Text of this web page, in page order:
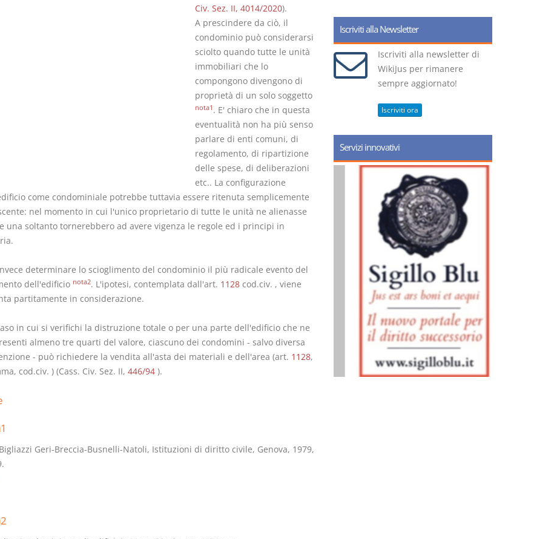
Civ. Sez. II, 4014/2020).
A prescindere da ciò, il
condominio può considerarsi
sciolto quando tutte le unità
immobiliari che lo
compongono divengono di
proprietà di un solo soggetto
nota1 . E' chiaro che in questa
eventualità non ha più senso
parlare di enti comuni, di
regolamento, di ripartizione
delle spese, di deliberazioni
etc.. La configurazione
come condominiale potrebbe tuttavia essere ritenuta semplicemente
nel momento in cui l'unico proprietario di tutte le unità ne alienasse
una soltanto tornerebbero ad avere vigenza le regole ed i principi in
determinare lo scioglimento del condominio il più radicale evento del
dell'edificio nota2. L'ipotesi, contemplata dall'art. 1128cod.civ. , viene
partitamente in considerazione.
in cui si verifichi la distruzione totale o per una parte dell'edificio che ne
almeno tre quarti del valore, ciascuno dei condomini - salvo diversa
- può richiedere la vendita all'asta dei materiali e dell'area (art. 1128,
cod.civ. ) (Cass. Civ. Sez. II, 446/94).
Geri-Breccia-Busnelli-Natoli, Istituzioni di diritto civile, Genova, 1979,
Iscriviti alla Newsletter
Iscriviti alla newsletter di
WikiJus per rimanere
sempre aggiornato!
Iscriviti ora
Servizi innovativi